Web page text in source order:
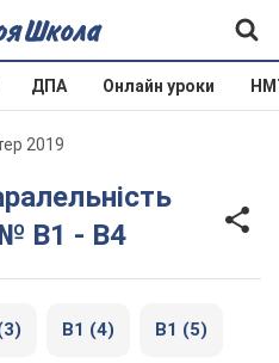
ДПА Онлайн уроки
2019
В1 - В4
В1 (4) В1 (5)